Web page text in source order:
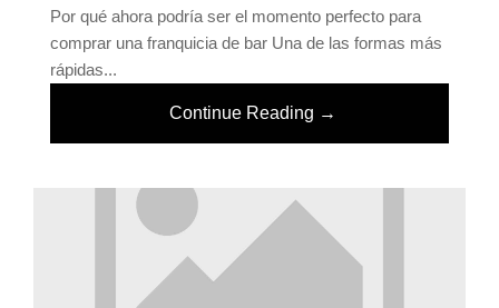
Por qué ahora podría ser el momento perfecto para
comprar una franquicia de bar Una de las formas más
rápidas...
Continue Reading →